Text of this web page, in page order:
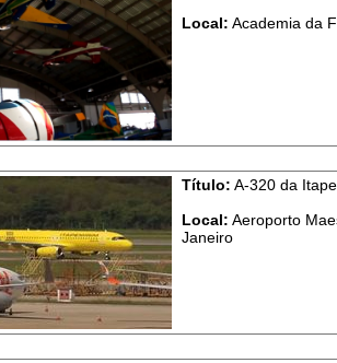
Local: Academia da
Título: A-320 da
Local: Aeroporto
Janeiro